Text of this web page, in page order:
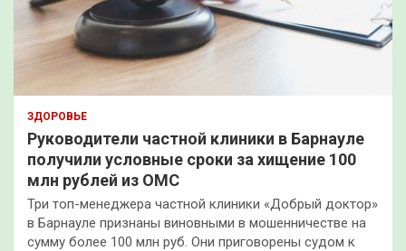
ЗДОРОВЬЕ
Руководители частной клиники в Барнауле
получили условные сроки за хищение 100
млн рублей из ОМС
Три топ-менеджера частной клиники «Добрый доктор»
в Барнауле признаны виновными в мошенничестве на
сумму более 100 млн руб. Они приговорены судом к